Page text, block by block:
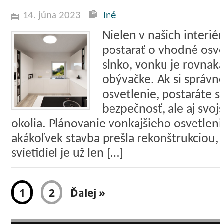
14. júna 2023 Iné
Nielen v našich
postarať o vhodné
slnko, vonku je
obývačke. Ak si
osvetlenie, postaráte
bezpečnosť, ale aj
okolia. Plánovanie vonkajšieho
akákoľvek stavba prešla
svietidiel je už len […]
1 2 Ďalej »